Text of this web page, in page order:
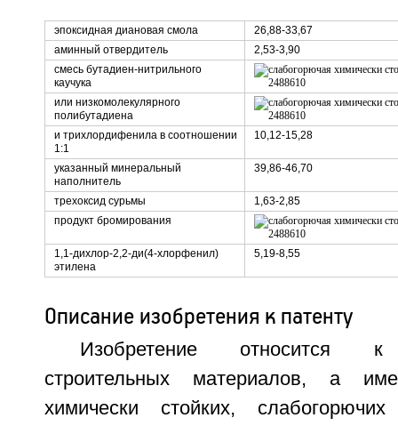
эпоксидная диановая смола
26,88-33,67
аминный отвердитель
2,53-3,90
смесь бутадиен-нитрильного
каучука
или низкомолекулярного
полибутадиена
и трихлордифенила в соотношении
1:1
10,12-15,28
указанный минеральный
наполнитель
39,86-46,70
трехоксид сурьмы
1,63-2,85
продукт бромирования
1,1-дихлор-2,2-ди(4-хлорфенил)
этилена
5,19-8,55
Описание изобретения к патенту
Изобретение относится к
строительных материалов, а
химически стойких,